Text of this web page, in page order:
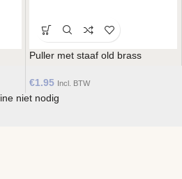
Puller met staaf old brass
€1.95 Incl. BTW
niet nodig